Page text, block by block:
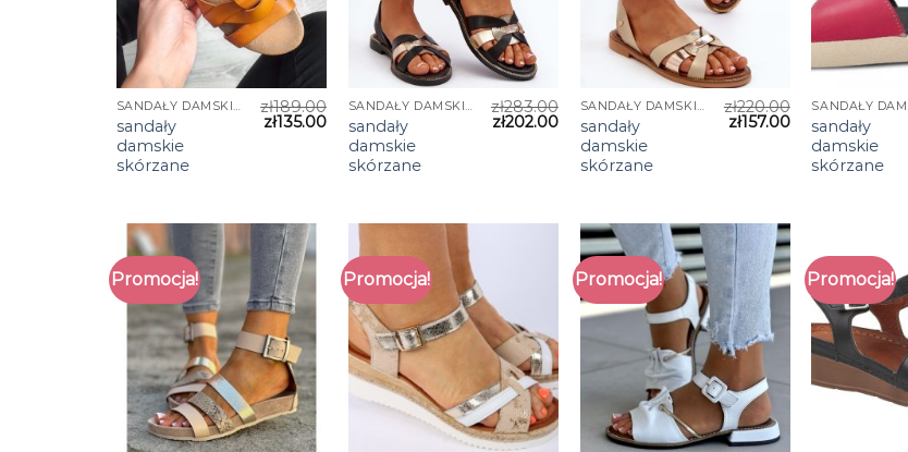
SANDAŁY DAMSKIE SKÓRZANE
sandały
damskie
skórzane
zł189.00
zł135.00
SANDAŁY DAMSKIE SKÓRZANE
sandały
damskie
skórzane
zł283.00
zł202.00
SANDAŁY DAMSKIE SKÓRZANE
sandały
damskie
skórzane
zł220.00
zł157.00
sandały
damskie
skórzane
Promocja! Promocja! Promocja! Promocja!